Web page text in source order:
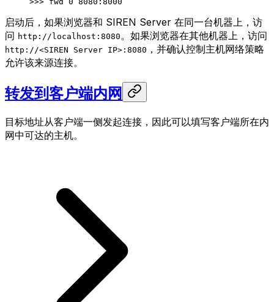
启动后，如果浏览器和 SIREN Server 在同一台机器上，访
问 http://localhost:8080。如果浏览器在其他机器上，访问
http://<SIREN Server IP>:8080 ，并确认控制主机网络策略
允许该来源连接。
转发到客户端内网
目标地址从客户端一侧发起连接，因此可以填写客户端所在内
网中可达的主机。